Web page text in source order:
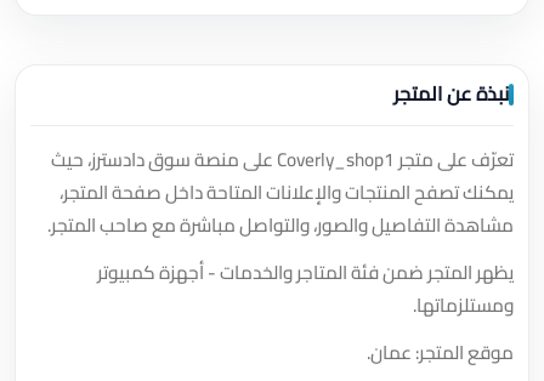
نبذة عن المتجر
تعرّف على متجر Coverly_shop1 على منصة سوق دادسترز، حيث
يمكنك تصفح المنتجات والإعلانات المتاحة داخل صفحة المتجر،
مشاهدة التفاصيل والصور، والتواصل مباشرة مع صاحب المتجر.
يظهر المتجر ضمن فئة المتاجر والخدمات - أجهزة كمبيوتر
ومستلزماتها.
موقع المتجر: عمان.